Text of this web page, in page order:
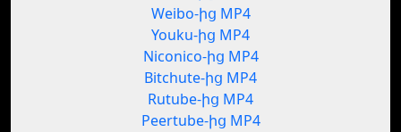
Weibo-ից MP4
Youku-ից MP4
Niconico-ից MP4
Bitchute-ից MP4
Rutube-ից MP4
Peertube-ից MP4